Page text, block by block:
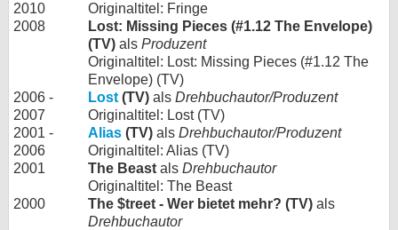
2010
Originaltitel: Fringe
2008
Lost: Missing Pieces (#1.12 The Envelope)
(TV) als Produzent
Originaltitel: Lost: Missing Pieces (#1.12 The
Envelope) (TV)
2006 -
2007
Lost (TV) als Drehbuchautor/Produzent
Originaltitel: Lost (TV)
2001 -
2006
Alias (TV) als Drehbuchautor/Produzent
Originaltitel: Alias (TV)
2001
The Beast als Drehbuchautor
Originaltitel: The Beast
2000
The $treet - Wer bietet mehr? (TV) als
Drehbuchautor